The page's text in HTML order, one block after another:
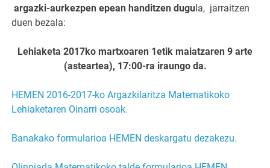
argazki-aurkezpen epean handitzen dugula, jarraitzen
duen bezala:
Lehiaketa 2017ko martxoaren 1etik maiatzaren 9 arte
(asteartea), 17:00-ra iraungo da.
HEMEN 2016-2017-ko Argazkilaritza Matematikoko
Lehiaketaren Oinarri osoak.
Banakako formularioa HEMEN deskargatu dezakezu.